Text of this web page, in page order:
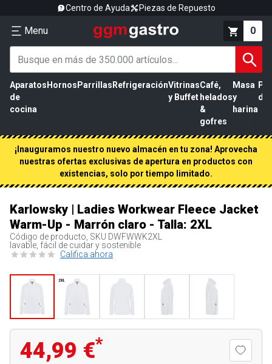
Centro de Ayuda Piezas de Repuesto
Menu 0
Aparatos
de
cocina
Hornos Parrillas RefrigeraciónVitrinas
y Buffet
Café,
helados
&
gofres
Masa
y
harina
de
¡Inauguramos nuestro nuevo almacén en tu zona! Aprovecha
nuestras ofertas exclusivas de apertura en productos con
existencias, solo por tiempo limitado.
Karlowsky | Ladies Workwear Fleece Jacket
Warm-Up - Marrón claro - Talla: 2XL
Código de producto, SKU DWFWWK2XL
lavable, fácil de cuidar y sostenible
Califica ahora
44,99 €*